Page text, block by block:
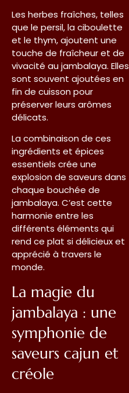
Les herbes fraîches, telles
que le persil, la ciboulette
et le thym, ajoutent une
touche de fraîcheur et de
vivacité au jambalaya. Elles
sont souvent ajoutées en
fin de cuisson pour
préserver leurs arômes
délicats.
La combinaison de ces
ingrédients et épices
essentiels crée une
explosion de saveurs dans
chaque bouchée de
jambalaya. C’est cette
harmonie entre les
différents éléments qui
rend ce plat si délicieux et
apprécié à travers le
monde.
La magie du
jambalaya : une
symphonie de
saveurs cajun et
créole